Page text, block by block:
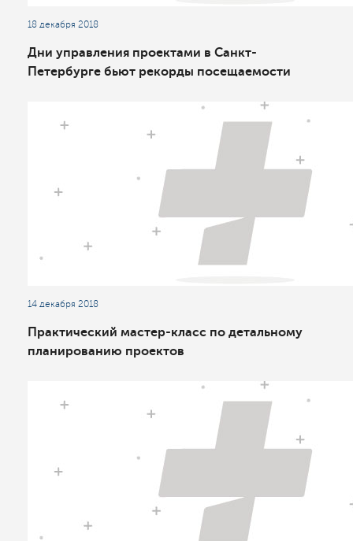
18 декабря 2018
Дни управления проектами в Санкт-
Петербурге бьют рекорды посещаемости
14 декабря 2018
Практический мастер-класс по детальному
планированию проектов